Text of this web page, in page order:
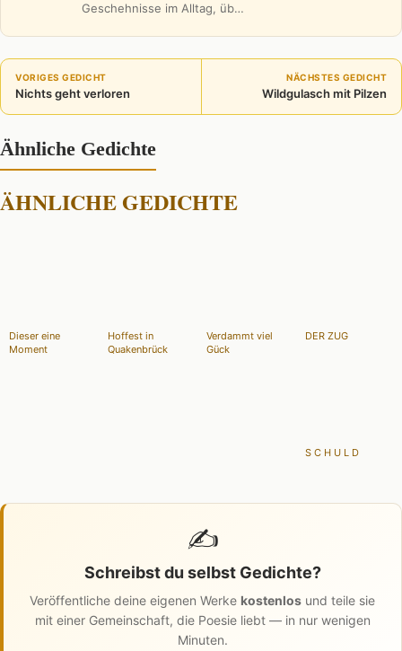
Geschehnisse im Alltag, üb…
VORIGES GEDICHT
Nichts geht verloren
NÄCHSTES GEDICHT
Wildgulasch mit Pilzen
Ähnliche Gedichte
ÄHNLICHE GEDICHTE
Dieser eine
Moment
Hoffest in
Quakenbrück
Verdammt viel
Gück
DER ZUG
S C H U L D
✍️
Schreibst du selbst Gedichte?
Veröffentliche deine eigenen Werke kostenlos und teile sie
mit einer Gemeinschaft, die Poesie liebt — in nur wenigen
Minuten.